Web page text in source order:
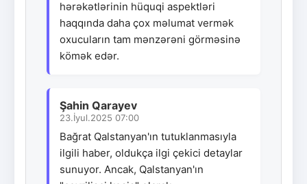
hərəkətlərinin hüquqi aspektləri
haqqında daha çox məlumat vermək
oxucuların tam mənzərəni görməsinə
kömək edər.
Şahin Qarayev
23.İyul.2025 07:00
Bağrat Qalstanyan'ın tutuklanmasıyla
ilgili haber, oldukça ilgi çekici detaylar
sunuyor. Ancak, Qalstanyan'ın